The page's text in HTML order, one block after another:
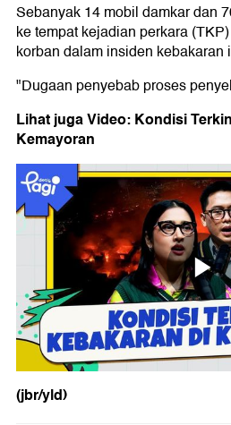
Sebanyak 14 mobil damkar dan
ke tempat kejadian perkara
korban dalam insiden kebakaran
"Dugaan penyebab proses
Lihat juga Video: Kondisi
Kemayoran
(jbr/yld)